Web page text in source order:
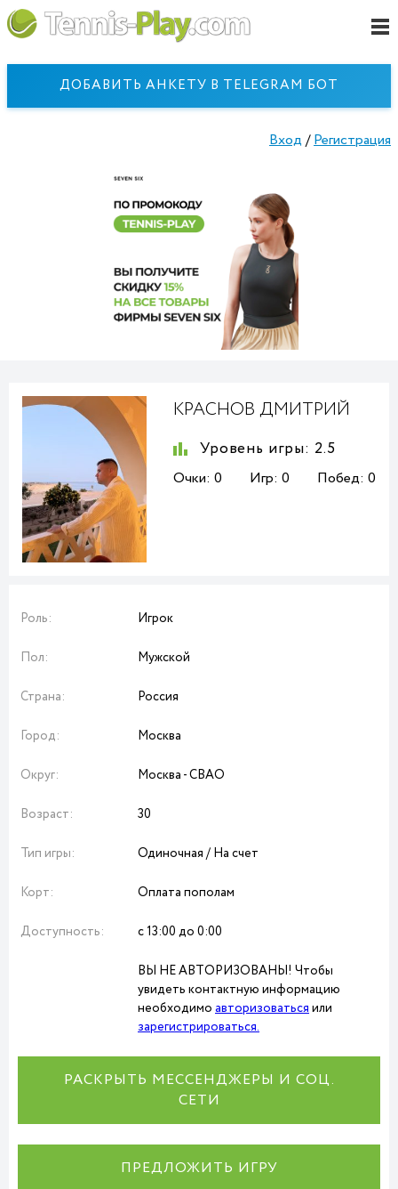
ДОБАВИТЬ АНКЕТУ В TELEGRAM БОТ
Вход /Регистрация
КРАСНОВ ДМИТРИЙ
Уровень игры: 2.5
Очки: 0 Игр: 0 Побед: 0
Роль: Игрок
Пол: Мужской
Страна: Россия
Город: Москва
Округ: Москва - СВАО
Возраст: 30
Тип игры: Одиночная / На счет
Корт: Оплата пополам
Доступность: с 13:00 до 0:00
ВЫ НЕ АВТОРИЗОВАНЫ! Чтобы
увидеть контактную информацию
необходимо авторизоваться или
зарегистрироваться.
РАСКРЫТЬ МЕССЕНДЖЕРЫ И СОЦ.
СЕТИ
ПРЕДЛОЖИТЬ ИГРУ